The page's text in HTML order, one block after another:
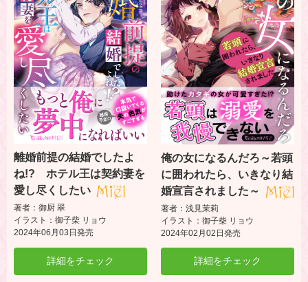
離婚前提の結婚でしたよ
ね!? ホテル王は契約妻を
愛し尽くしたい
著者：御厨 翠
イラスト：御子柴 リョウ
2024年06月03日発売
詳細をチェック
俺の女になるんだろ～若頭
に囲われたら、いきなり結
婚宣言されました～
著者：浅見茉莉
イラスト：御子柴 リョウ
2024年02月02日発売
詳細をチェック